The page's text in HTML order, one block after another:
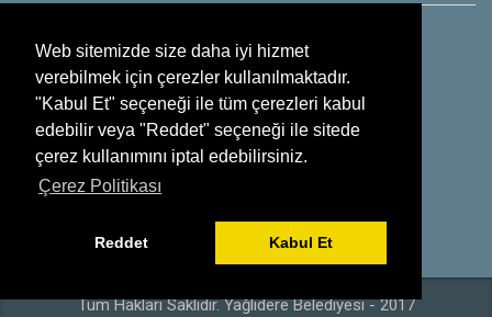
Web sitemizde size daha iyi hizmet
verebilmek için çerezler kullanılmaktadır.
"Kabul Et" seçeneği ile tüm çerezleri kabul
edebilir veya "Reddet" seçeneği ile sitede
çerez kullanımını iptal edebilirsiniz.
Çerez Politikası
Reddet Kabul Et
0 532 353 30 28(Whatsapp İhbar Hattı)
Sosyal Medya
Tüm Hakları Saklıdır. Yağlıdere Belediyesi - 2017